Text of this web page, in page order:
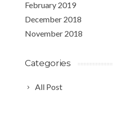
February 2019
December 2018
November 2018
Categories
All Post